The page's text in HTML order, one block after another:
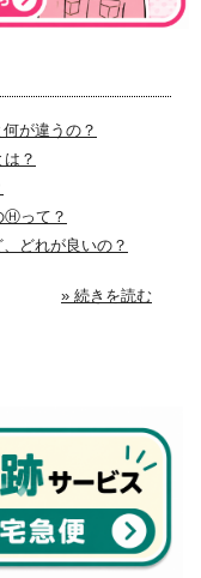
が違うの？
？
Ⓗって？
どれが良いの？
» 続きを読む